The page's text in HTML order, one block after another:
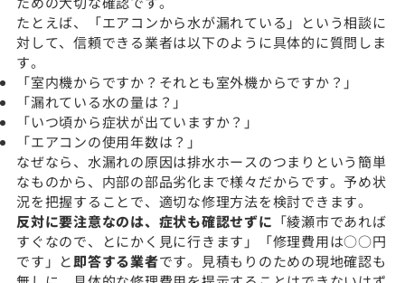
たとえば、「エアコンから水が漏れている」という相談に
対して、信頼できる業者は以下のように具体的に質問しま
す。
「室内機からですか？それとも室外機からですか？」
「漏れている水の量は？」
「いつ頃から症状が出ていますか？」
「エアコンの使用年数は？」
なぜなら、水漏れの原因は排水ホースのつまりという簡単
なものから、内部の部品劣化まで様々だからです。予め状
況を把握することで、適切な修理方法を検討できます。
反対に要注意なのは、症状も確認せずに 「綾瀬市であれば
すぐなので、とにかく見に行きます」「修理費用は○○円
です」と即答する業者です。見積もりのための現地確認も